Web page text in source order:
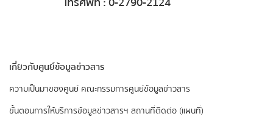
เกี่ยวกับศูนย์ข้อมูลข่าวสาร
ความเป็นมาของศูนย์ คณะกรรมการศูนย์ข้อมูลข่าวสาร
ขั้นตอนการให้บริการข้อมูลข่าวสารฯ สถานที่ติดต่อ (แผนที่)